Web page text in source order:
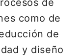
de
como de
de
y diseño